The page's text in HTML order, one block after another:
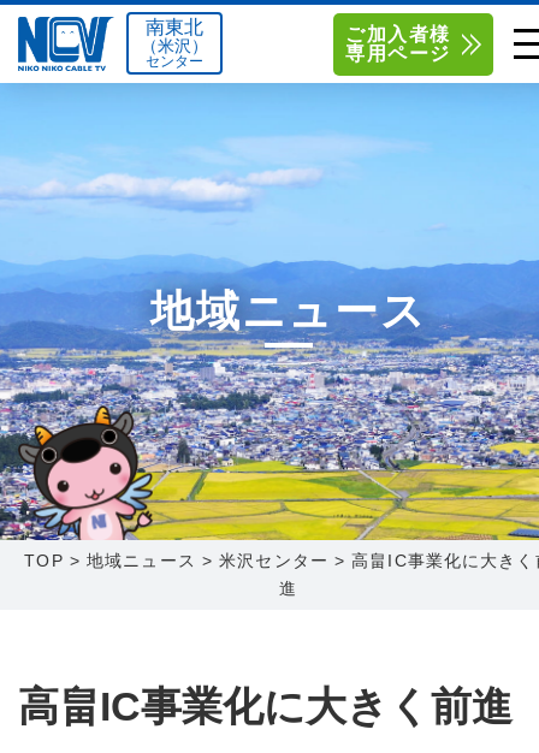
南東北センター（福島）
函館センター 0138-34-2525
新潟センター 025-210-1200
単品料金
お得なセットプラン
料金シミュレーション
サポート
Q&A
センター情報
〒992-0044
山形県米沢市春日四丁目2-75
0238-24-2525
営業時間 9:00～18:00
南東北センター(福島)
〒960-8252
福島県福島市御山字一本松17-1-
1
0120-173-577
営業時間 9:15～18:00
南東北
（米沢）
センター
ご加入者様
専用ページ
地域ニュース
TOP >地域ニュース >米沢センター >高畠IC事業化に大きく
進
高畠IC事業化に大きく前進